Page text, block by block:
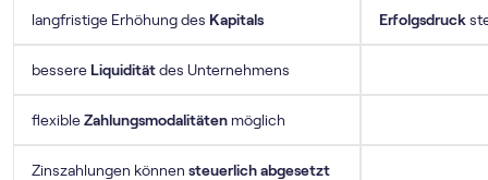
langfristige Erhöhung des Kapitals Erfolgsdruck
bessere Liquiditätdes Unternehmens
flexibleZahlungsmodalitäten möglich
Zinszahlungen können steuerlich abgesetzt